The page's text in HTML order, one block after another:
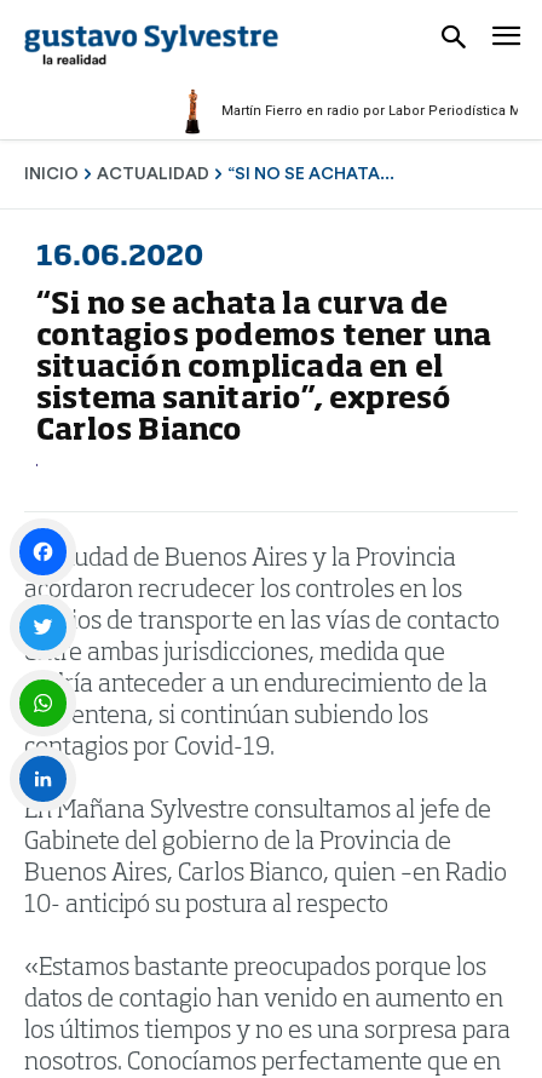
Martín Fierro en radio por Labor Periodística Masculina
INICIO ACTUALIDAD “SI NO SE ACHATA...
16.06.2020
“Si no se achata la curva de
contagios podemos tener una
situación complicada en el
sistema sanitario”, expresó
Carlos Bianco
La Ciudad de Buenos Aires y la Provincia
acordaron recrudecer los controles en los
medios de transporte en las vías de contacto
entre ambas jurisdicciones, medida que
podría anteceder a un endurecimiento de la
cuarentena, si continúan subiendo los
contagios por Covid-19.
En Mañana Sylvestre consultamos al jefe de
Gabinete del gobierno de la Provincia de
Buenos Aires, Carlos Bianco, quien –en Radio
10- anticipó su postura al respecto
«Estamos bastante preocupados porque los
datos de contagio han venido en aumento en
los últimos tiempos y no es una sorpresa para
nosotros. Conocíamos perfectamente que en
Facebook
Twitter
WhatsApp
LinkedIn